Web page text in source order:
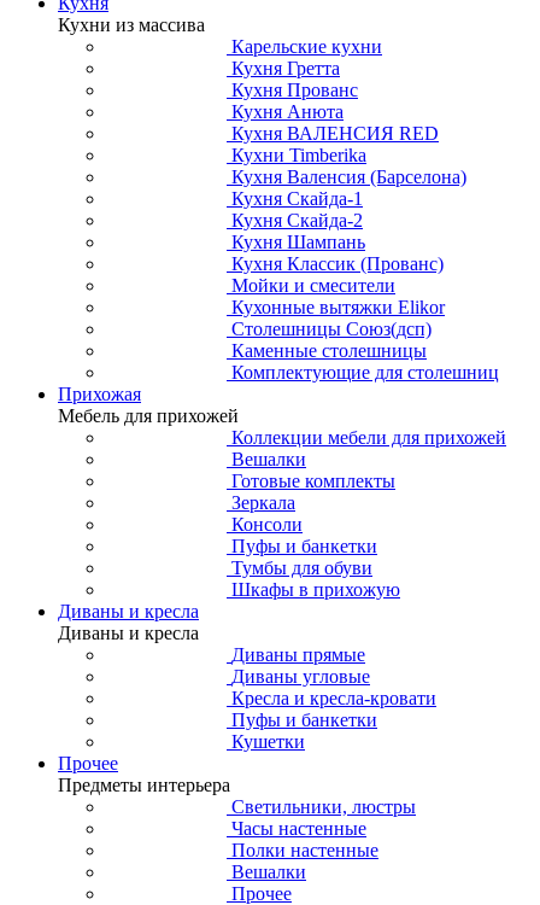
Кухни из массива
Карельские кухни
Кухня Гретта
Кухня Прованс
Кухня Анюта
Кухня ВАЛЕНСИЯ RED
Кухни Timberika
Кухня Валенсия (Барселона)
Кухня Скайда-1
Кухня Скайда-2
Кухня Шампань
Кухня Классик (Прованс)
Мойки и смесители
Кухонные вытяжки Elikor
Столешницы Союз(дсп)
Каменные столешницы
Комплектующие для столешниц
Прихожая
Мебель для прихожей
Коллекции мебели для прихожей
Вешалки
Готовые комплекты
Зеркала
Консоли
Пуфы и банкетки
Тумбы для обуви
Шкафы в прихожую
Диваны и кресла
Диваны и кресла
Диваны прямые
Диваны угловые
Кресла и кресла-кровати
Пуфы и банкетки
Кушетки
Прочее
Предметы интерьера
Светильники, люстры
Часы настенные
Полки настенные
Вешалки
Прочее